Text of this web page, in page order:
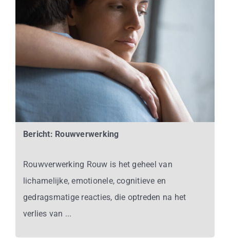
Bericht: Rouwverwerking
Rouwverwerking Rouw is het geheel van
lichamelijke, emotionele, cognitieve en
gedragsmatige reacties, die optreden na het
verlies van ...